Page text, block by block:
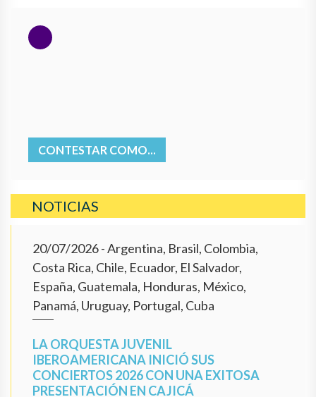
CONTESTAR COMO...
NOTICIAS
20/07/2026- Argentina, Brasil, Colombia,
Costa Rica, Chile, Ecuador, El Salvador,
España, Guatemala, Honduras, México,
Panamá, Uruguay, Portugal, Cuba
LA ORQUESTA JUVENIL
IBEROAMERICANA INICIÓ SUS
CONCIERTOS 2026 CON UNA EXITOSA
PRESENTACIÓN EN CAJICÁ